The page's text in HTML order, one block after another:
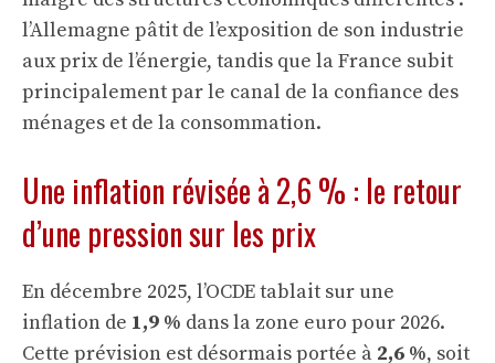
l’Allemagne pâtit de l’exposition de son industrie
aux prix de l’énergie, tandis que la France subit
principalement par le canal de la confiance des
ménages et de la consommation.
Une inflation révisée à 2,6 % : le retour
d’une pression sur les prix
En décembre 2025, l’OCDE tablait sur une
inflation de 1,9 % dans la zone euro pour 2026.
Cette prévision est désormais portée à 2,6 %, soit